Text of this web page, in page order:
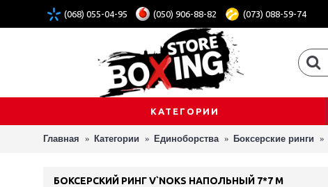
(068) 055-04-95 (050) 906-88-82 (073) 088-59-74
КАТЕГОРИИ
Главная Категории Единоборства Боксерские ринги
БОКСЕРСКИЙ РИНГ V`NOKS НАПОЛЬНЫЙ 7*7 М